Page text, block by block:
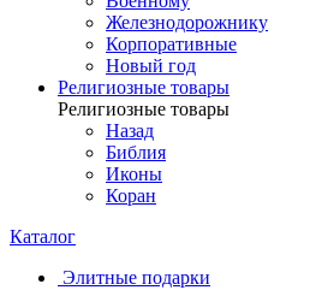
Железнодорожнику
Корпоративные
Новый год
Религиозные товары
Религиозные товары
Назад
Библия
Иконы
Коран
Каталог
Элитные подарки